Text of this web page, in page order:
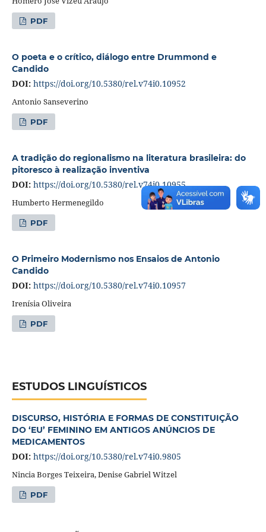
PDF
O poeta e o crítico, diálogo entre Drummond e
Candido
DOI: https://doi.org/10.5380/rel.v74i0.10952
Antonio Sanseverino
PDF
A tradição do regionalismo na literatura brasileira: do
pitoresco à realização inventiva
DOI: https://doi.org/10.5380/rel.v74i0.10955
Humberto Hermenegildo
PDF
O Primeiro Modernismo nos Ensaios de Antonio
Candido
DOI: https://doi.org/10.5380/rel.v74i0.10957
Irenísia Oliveira
PDF
ESTUDOS LINGUÍSTICOS
DISCURSO, HISTÓRIA E FORMAS DE CONSTITUIÇÃO
DO ‘EU’ FEMININO EM ANTIGOS ANÚNCIOS DE
MEDICAMENTOS
DOI: https://doi.org/10.5380/rel.v74i0.9805
Nincia Borges Teixeira, Denise Gabriel Witzel
PDF